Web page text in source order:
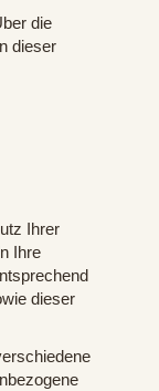
die
dieser
Ihrer
Ihre
dieser